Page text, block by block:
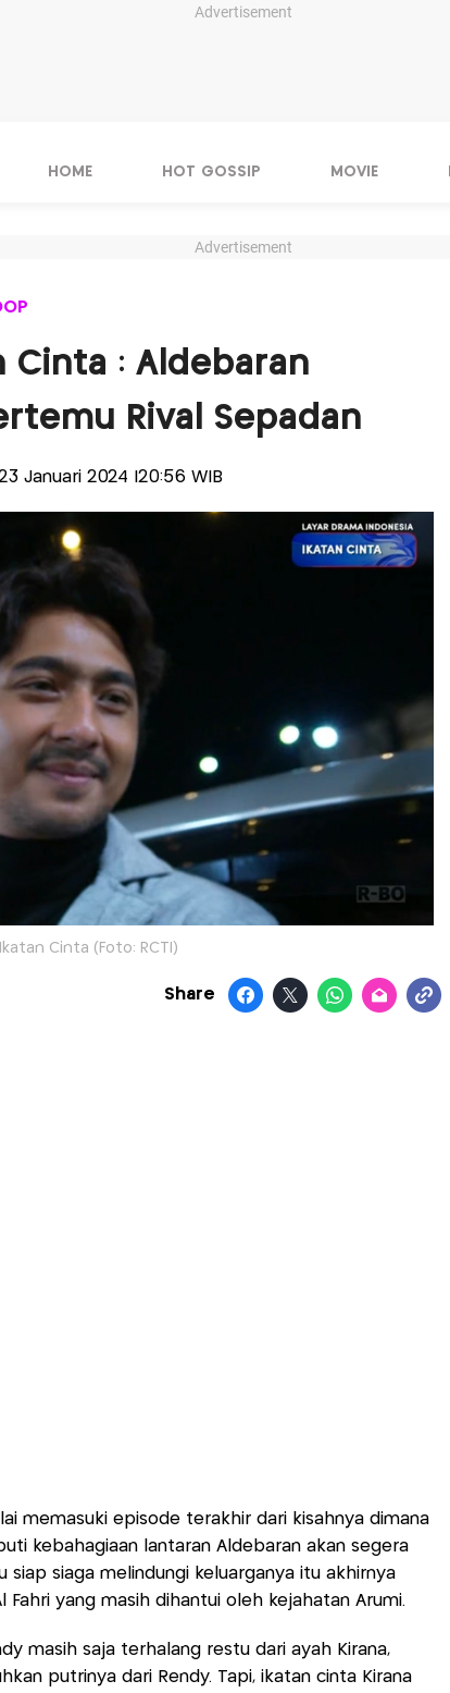
Advertisement
HOME HOT GOSSIP MOVIE
Advertisement
Cinta : Aldebaran
Rival Sepadan
Januari 2024 |20:56 WIB
Cinta (Foto: RCTI)
Share
memasuki episode terakhir dari kisahnya dimana
kebahagiaan lantaran Aldebaran akan segera
siap siaga melindungi keluarganya itu akhirnya
Fahri yang masih dihantui oleh kejahatan Arumi.
masih saja terhalang restu dari ayah Kirana,
putrinya dari Rendy. Tapi, ikatan cinta Kirana